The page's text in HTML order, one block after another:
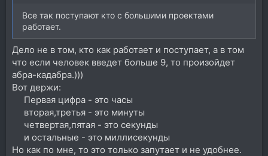
Все так поступают кто с большими проектами
работает.
Дело не в том, кто как работает и поступает, а в том
что если человек введет больше 9, то произойдет
абра-кадабра.)))
Вот держи:
Первая цифра - это часы​
вторая,третья - это минуты​
четвертая,пятая - это секунды​
и остальные - это миллисекунды​
Но как по мне, то это только запутает и не удобнее.